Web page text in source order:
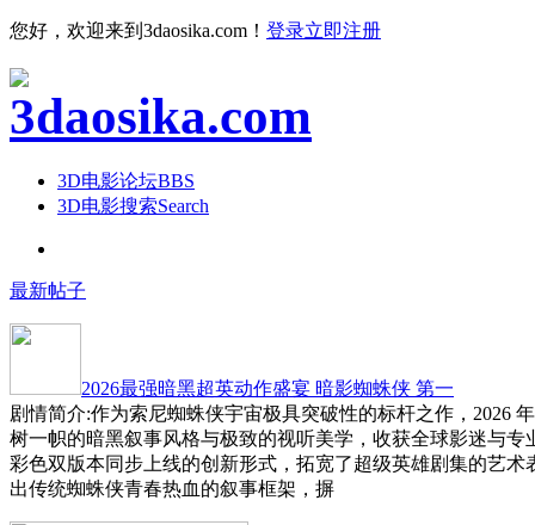
您好，欢迎来到3daosika.com！ 登录立即注册
3D电影论坛BBS
3D电影搜索Search
最新帖子
2026最强暗黑超英动作盛宴 暗影蜘蛛侠 第一
剧情简介:作为索尼蜘蛛侠宇宙极具突破性的标杆之作，2026
树一帜的暗黑叙事风格与极致的视听美学，收获全球影迷与
彩色双版本同步上线的创新形式，拓宽了超级英雄剧集的艺
出传统蜘蛛侠青春热血的叙事框架，摒